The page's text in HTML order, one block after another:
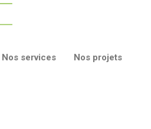
Nos services Nos projets